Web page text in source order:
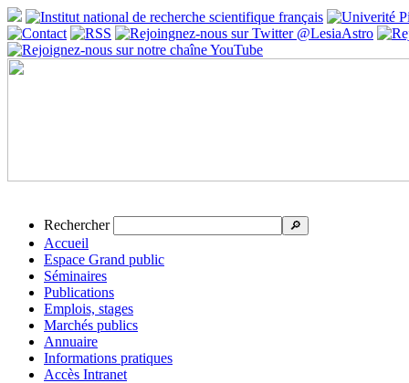
Rechercher 🔎
Accueil
Espace Grand public
Séminaires
Publications
Emplois, stages
Marchés publics
Annuaire
Informations pratiques
Accès Intranet